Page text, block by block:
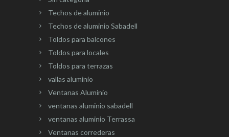
Techos de aluminio
Techos de aluminio Sabadell
Toldos para balcones
Toldos para locales
Toldos para terrazas
vallas aluminio
Ventanas Aluminio
ventanas aluminio sabadell
ventanas aluminio Terrassa
Ventanas correderas